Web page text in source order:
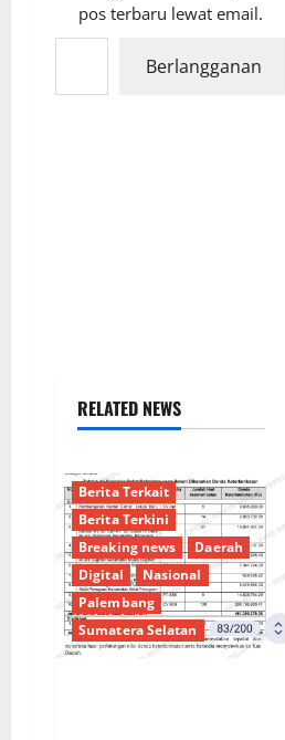
pos terbaru lewat email.
Ketikkan email Anda...
Berlangganan
RELATED NEWS
Berita Terkait
Berita Terkini
Breaking news
Daerah
Digital
Nasional
Palembang
Sumatera Selatan